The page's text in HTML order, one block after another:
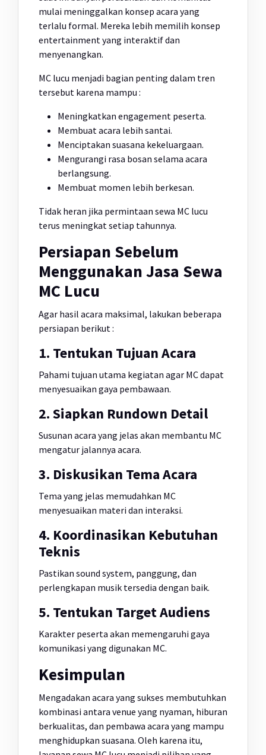
mulai meninggalkan konsep acara yang
terlalu formal. Mereka lebih memilih konsep
entertainment yang interaktif dan
menyenangkan.
MC lucu menjadi bagian penting dalam tren
tersebut karena mampu :
Meningkatkan engagement peserta.
Membuat acara lebih santai.
Menciptakan suasana kekeluargaan.
Mengurangi rasa bosan selama acara
berlangsung.
Membuat momen lebih berkesan.
Tidak heran jika permintaan sewa MC lucu
terus meningkat setiap tahunnya.
Persiapan Sebelum
Menggunakan Jasa Sewa
MC Lucu
Agar hasil acara maksimal, lakukan beberapa
persiapan berikut :
1. Tentukan Tujuan Acara
Pahami tujuan utama kegiatan agar MC dapat
menyesuaikan gaya pembawaan.
2. Siapkan Rundown Detail
Susunan acara yang jelas akan membantu MC
mengatur jalannya acara.
3. Diskusikan Tema Acara
Tema yang jelas memudahkan MC
menyesuaikan materi dan interaksi.
4. Koordinasikan Kebutuhan
Teknis
Pastikan sound system, panggung, dan
perlengkapan musik tersedia dengan baik.
5. Tentukan Target Audiens
Karakter peserta akan memengaruhi gaya
komunikasi yang digunakan MC.
Kesimpulan
Mengadakan acara yang sukses membutuhkan
kombinasi antara venue yang nyaman, hiburan
berkualitas, dan pembawa acara yang mampu
menghidupkan suasana. Oleh karena itu,